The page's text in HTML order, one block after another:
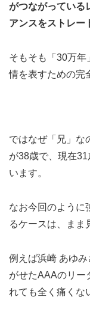
がつながっている
アンスをストレー
そもそも「30万
情を表すための完
ではなぜ「兄」な
が38歳で、現在
います。
なお今回のように
るケースは、まま
例えば浜崎 あゆ
がせたAAAのリー
れても全く痛くな